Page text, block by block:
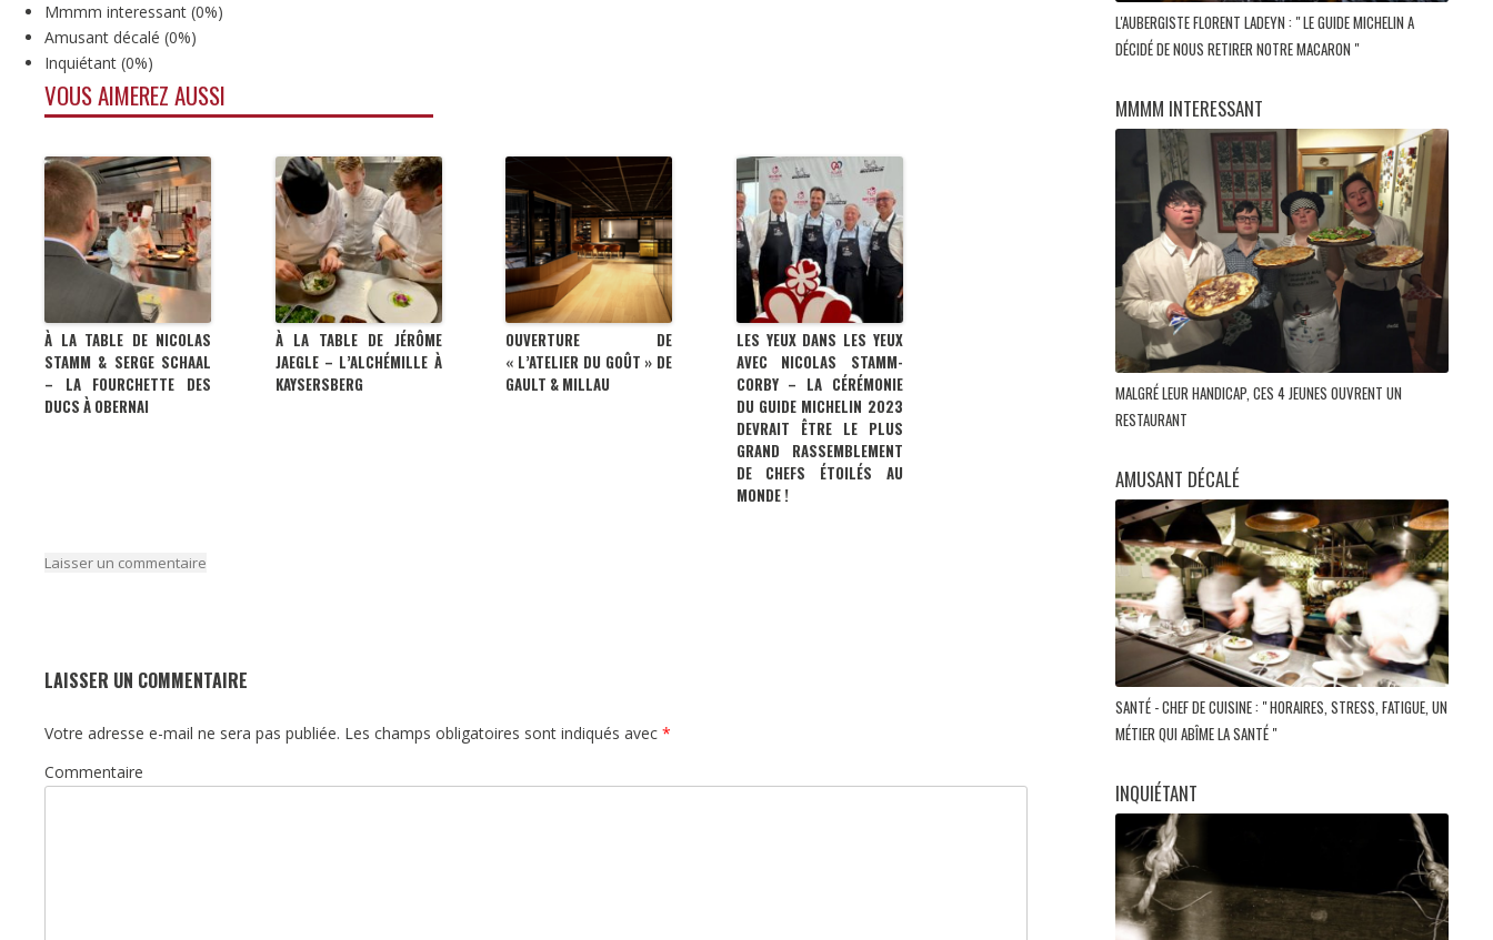
Mmmm interessant (0%)
Amusant décalé (0%)
Inquiétant (0%)
VOUS AIMEREZ AUSSI
À LA TABLE DE NICOLAS
STAMM & SERGE SCHAAL
– LA FOURCHETTE DES
DUCS À OBERNAI
À LA TABLE DE JÉRÔME
JAEGLE – L’ALCHÉMILLE À
KAYSERSBERG
OUVERTURE DE
« L’ATELIER DU GOÛT » DE
GAULT & MILLAU
LES YEUX DANS LES YEUX
AVEC NICOLAS STAMM-
CORBY – LA CÉRÉMONIE
DU GUIDE MICHELIN 2023
DEVRAIT ÊTRE LE PLUS
GRAND RASSEMBLEMENT
DE CHEFS ÉTOILÉS AU
MONDE !
Laisser un commentaire
LAISSER UN COMMENTAIRE
Votre adresse e-mail ne sera pas publiée. Les champs obligatoires sont indiqués avec *
Commentaire
L'AUBERGISTE FLORENT LADEYN : " LE GUIDE MICHELIN A
DÉCIDÉ DE NOUS RETIRER NOTRE MACARON "
MMMM INTERESSANT
MALGRÉ LEUR HANDICAP, CES 4 JEUNES OUVRENT UN
RESTAURANT
AMUSANT DÉCALÉ
SANTÉ - CHEF DE CUISINE : " HORAIRES, STRESS, FATIGUE, UN
MÉTIER QUI ABÎME LA SANTÉ "
INQUIÉTANT